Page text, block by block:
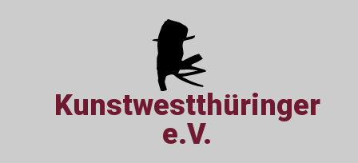
Kunstwestthüringer
e.V.